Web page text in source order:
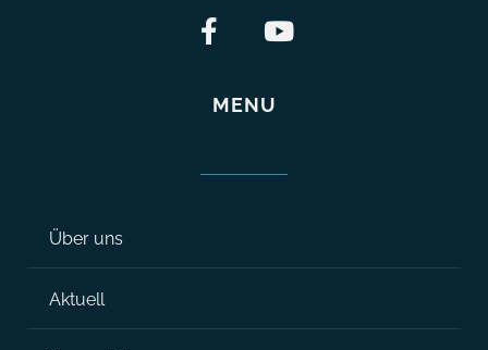
MENU
Über uns
Aktuell